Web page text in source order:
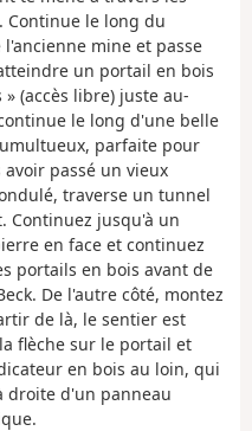
Continue le long du
mine et passe
un portail en bois
(accès libre) juste au-
le long d'une belle
parfaite pour
passé un vieux
traverse un tunnel
Continuez jusqu'à un
en face et continuez
portails en bois avant de
De l'autre côté, montez
de là, le sentier est
flèche sur le portail et
en bois au loin, qui
droite d'un panneau